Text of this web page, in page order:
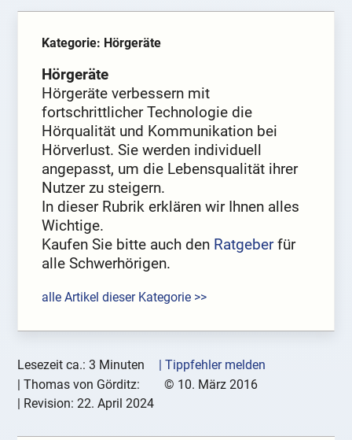
Kategorie: Hörgeräte
Hörgeräte
Hörgeräte verbessern mit
fortschrittlicher Technologie die
Hörqualität und Kommunikation bei
Hörverlust. Sie werden individuell
angepasst, um die Lebensqualität ihrer
Nutzer zu steigern.
In dieser Rubrik erklären wir Ihnen alles
Wichtige.
Kaufen Sie bitte auch den Ratgeberfür
alle Schwerhörigen.
alle Artikel dieser Kategorie >>
Lesezeit ca.: 3 Minuten
| Tippfehler melden
|Thomas von Görditz: © 10. März 2016
| Revision:22. April 2024